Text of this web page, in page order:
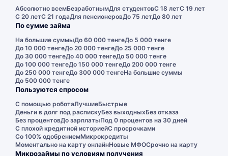
Абсолютно всемБезработнымДля студентовС 18 летС 19 лет
С 20 летС 21 годаДля пенсионеровДо 75 летДо 80 лет
По сумме займа
На большие суммыДо 60 000 тенгеДо 5 000 тенге
До 10 000 тенгеДо 20 000 тенгеДо 25 000 тенге
До 30 000 тенгеДо 40 000 тенгеДо 50 000 тенге
До 100 000 тенгеДо 150 000 тенгеДо 200 000 тенге
До 250 000 тенгеДо 300 000 тенгеНа большие суммы
До 500 000 тенге
Пользуются спросом
С помощью роботаЛучшиеБыстрые
Деньги в долг под распискуБез выходныхБез отказа
Без процентовДо зарплатыПод 0 процентов на 30 дней
С плохой кредитной историейС просрочками
Со 100% одобрениемМикрокредиты
Моментально на карту онлайнНовые МФОСрочно на карту
Микрозаймы по условиям получения